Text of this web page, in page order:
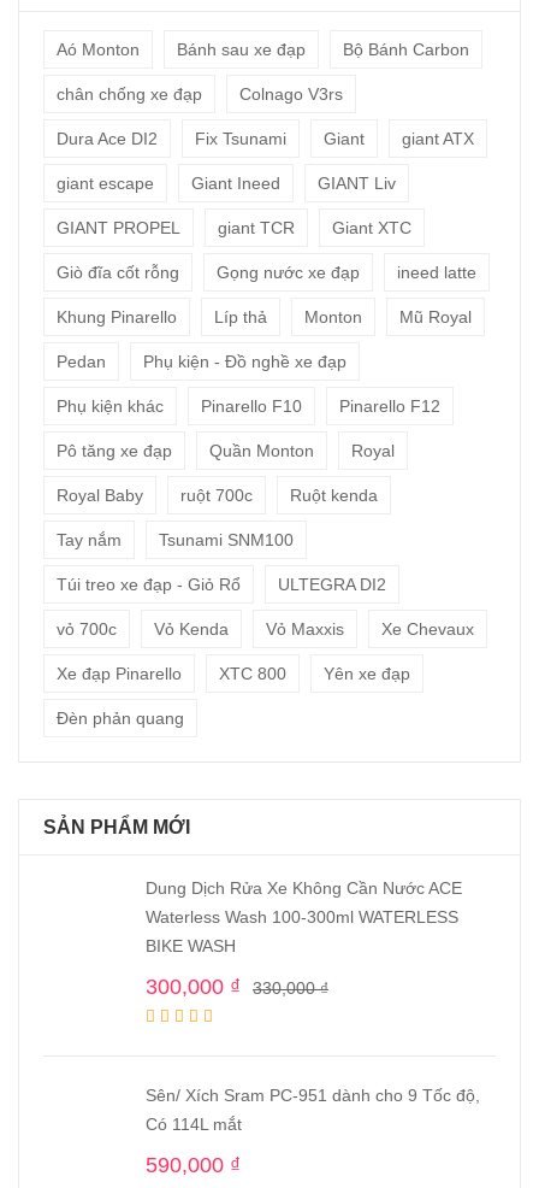
Aó Monton Bánh sau xe đạp Bộ Bánh Carbon
chân chống xe đạp Colnago V3rs
Dura Ace DI2 Fix Tsunami Giant giant ATX
giant escape Giant Ineed GIANT Liv
GIANT PROPEL giant TCR Giant XTC
Giò đĩa cốt rỗng Gọng nước xe đạp ineed latte
Khung Pinarello Líp thả Monton Mũ Royal
Pedan Phụ kiện - Đồ nghề xe đạp
Phụ kiện khác Pinarello F10 Pinarello F12
Pô tăng xe đạp Quần Monton Royal
Royal Baby ruột 700c Ruột kenda
Tay nắm Tsunami SNM100
Túi treo xe đạp - Giỏ Rổ ULTEGRA DI2
vỏ 700c Vỏ Kenda Vỏ Maxxis Xe Chevaux
Xe đạp Pinarello XTC 800 Yên xe đạp
Đèn phản quang
SẢN PHẨM MỚI
Dung Dịch Rửa Xe Không Cần Nước ACE
Waterless Wash 100-300ml WATERLESS
BIKE WASH
330,000₫
300,000 ₫
Sên/ Xích Sram PC-951 dành cho 9 Tốc độ,
Có 114L mắt
590,000 ₫